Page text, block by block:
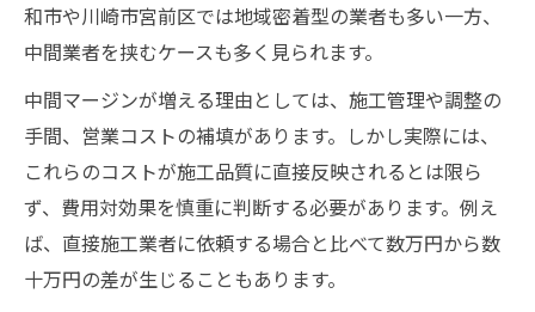
外壁塗装の価格差を生む中間業者の存在に
注意
外壁塗装費用を比較する際の重要ポイント
信頼の外壁塗装を選ぶための判断ポイント
外壁塗装で怪しい業者を見抜く必須チェッ
ク
信頼できる外壁塗装業者選びに必要な視点
外壁塗装の口コミや実績確認の具体的な方
和市や川崎市宮前区では地域密着型の業者も多い一方、
中間業者を挟むケースも多く見られます。
中間マージンが増える理由としては、施工管理や調整の
手間、営業コストの補填があります。しかし実際には、
これらのコストが施工品質に直接反映されるとは限ら
ず、費用対効果を慎重に判断する必要があります。例え
ば、直接施工業者に依頼する場合と比べて数万円から数
十万円の差が生じることもあります。